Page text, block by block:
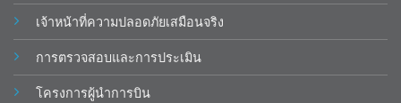
เจ้าหน้าที่ความปลอดภัยเสมือนจริง
การตรวจสอบและการประเมิน
โครงการผู้นำการบิน